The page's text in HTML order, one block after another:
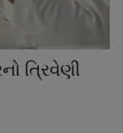
ત્રિવેણી